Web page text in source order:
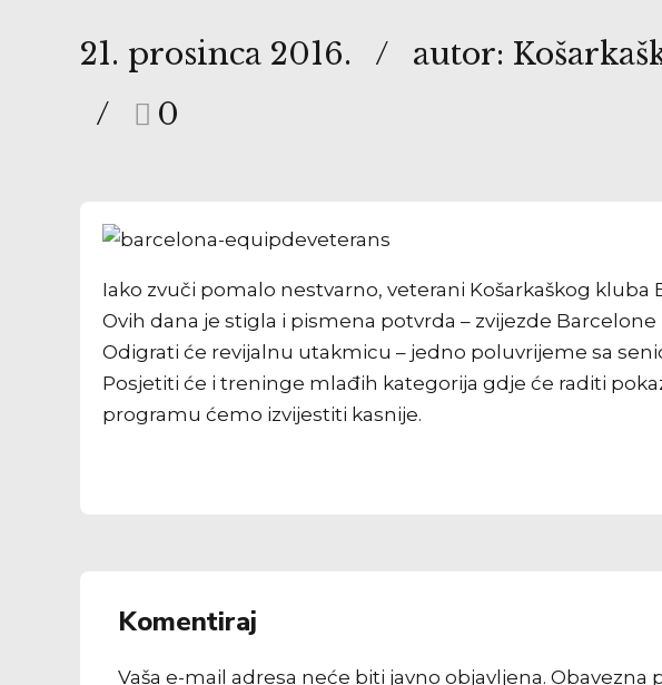
21. prosinca 2016.
autor:
0
Iako zvuči pomalo nestvarno, veterani Košarkaškog kluba
Ovih dana je stigla i pismena potvrda – zvijezde
Odigrati će revijalnu utakmicu – jedno poluvrijeme sa
Posjetiti će i treninge mlađih kategorija gdje će raditi
programu ćemo izvijestiti kasnije.
Komentiraj
Vaša e-mail adresa neće biti javno objavljena. Obavezna